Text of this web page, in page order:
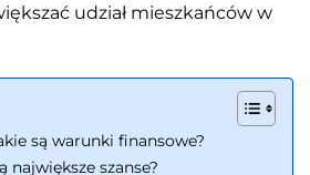
udział mieszkańców w
są warunki finansowe?
największe szanse?